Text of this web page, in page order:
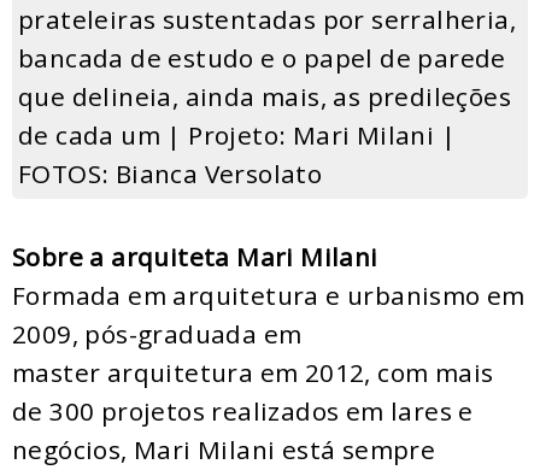
prateleiras sustentadas por serralheria,
bancada de estudo e o papel de parede
que delineia, ainda mais, as predileções
de cada um | Projeto: Mari Milani |
FOTOS: Bianca Versolato
Sobre a arquiteta Mari Milani
Formada em arquitetura e urbanismo em
2009, pós-graduada em
master arquitetura em 2012, com mais
de 300 projetos realizados em lares e
negócios, Mari Milani está sempre